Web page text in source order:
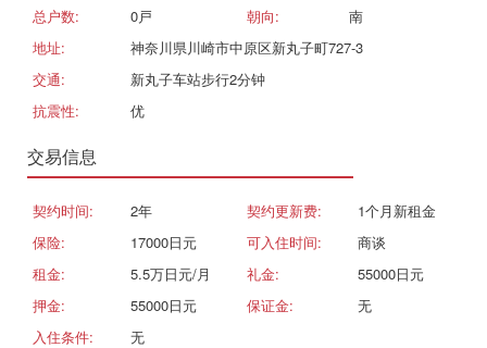
总户数:
0戸 朝向:
南
地址:
神奈川県川崎市中原区新丸子町727-3
交通:
新丸子车站步行2分钟
抗震性:
优
交易信息
契约时间: 2年 契约更新费:
1个月新租金
保险:
17000日元 可入住时间:
商谈
租金:
5.5万日元/月 礼金:
55000日元
押金:
55000日元 保证金:
无
入住条件:
无